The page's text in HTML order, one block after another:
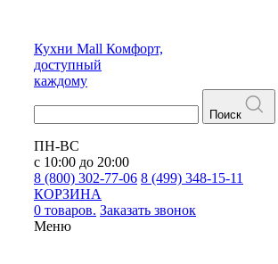
Кухни Mall Комфорт,
доступный
каждому
Поиск
ПН-ВС
с 10:00 до 20:00
8 (800) 302-77-06 8 (499) 348-15-11
КОРЗИНА
0 товаров. Заказать звонок
Меню